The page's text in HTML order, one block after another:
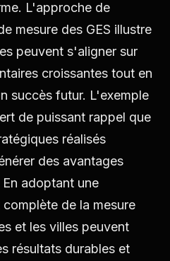
L'approche de
mesure des GES illustre
peuvent s'aligner sur
croissantes tout en
succès futur. L'exemple
de puissant rappel que
réalisés
des avantages
adoptant une
de la mesure
et les villes peuvent
résultats durables et